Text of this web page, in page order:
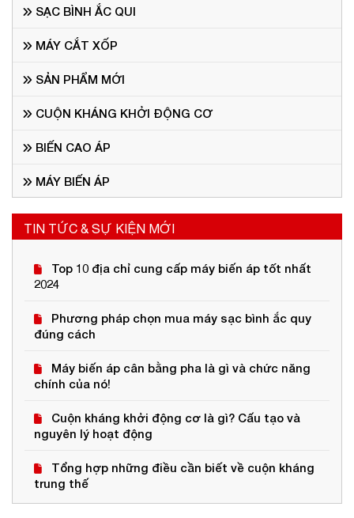
SẠC BÌNH ẮC QUI
MÁY CẮT XỐP
SẢN PHẨM MỚI
CUỘN KHÁNG KHỞI ĐỘNG CƠ
BIẾN CAO ÁP
MÁY BIẾN ÁP
TIN TỨC & SỰ KIỆN MỚI
Top 10 địa chỉ cung cấp máy biến áp tốt nhất
2024
Phương pháp chọn mua máy sạc bình ắc quy
đúng cách
Máy biến áp cân bằng pha là gì và chức năng
chính của nó!
Cuộn kháng khởi động cơ là gì? Cấu tạo và
nguyên lý hoạt động
Tổng hợp những điều cần biết về cuộn kháng
trung thế